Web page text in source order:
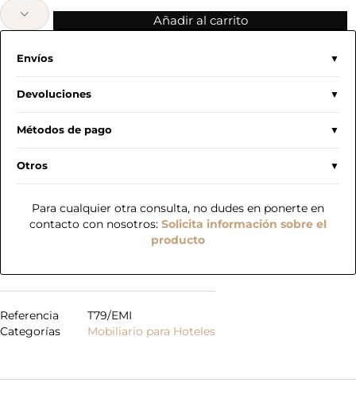
Añadir al carrito
Envíos
Devoluciones
Métodos de pago
Otros
Para cualquier otra consulta, no dudes en ponerte en
contacto con nosotros: Solicita información sobre el
producto
Referencia
T79/EMI
Categorías
Mobiliario para Hoteles